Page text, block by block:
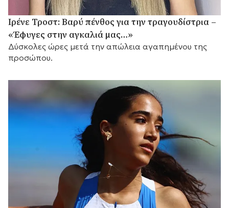
Ιρένε Τροστ: Βαρύ πένθος για την τραγουδίστρια –
«Έφυγες στην αγκαλιά μας…»
Δύσκολες ώρες μετά την απώλεια αγαπημένου της
προσώπου.